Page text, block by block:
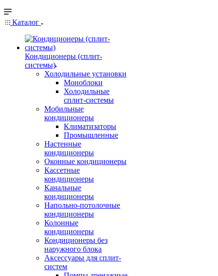
Каталог
Кондиционеры (сплит-
системы)
Холодильные установки
Моноблоки
Холодильные
сплит-системы
Мобильные
кондиционеры
Климатизаторы
Промышленные
Настенные
кондиционеры
Оконные кондиционеры
Кассетные
кондиционеры
Канальные
кондиционеры
Напольно-потолочные
кондиционеры
Колонные
кондиционеры
Кондиционеры без
наружного блока
Аксессуары для сплит-
систем